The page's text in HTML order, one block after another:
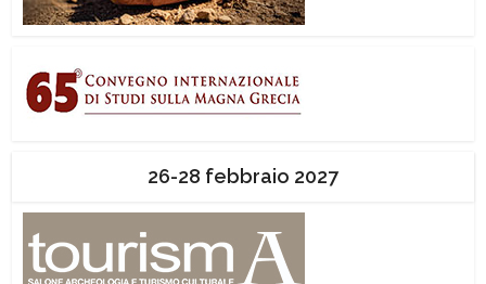
26-28 febbraio 2027